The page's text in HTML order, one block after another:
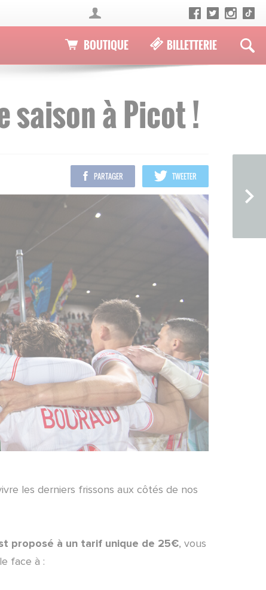
BOUTIQUE BILLETTERIE
saison à Picot !
PARTAGER TWEETER
les derniers frissons aux côtés de nos
proposé à un tarif unique de 25€, vous
face à :